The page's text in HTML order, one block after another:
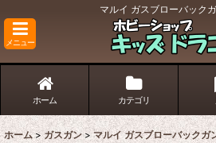
マルイ ガスブローバック
メニュー
ホーム カテゴリ
ホーム > ガスガン > マルイ ガスブローバックガ